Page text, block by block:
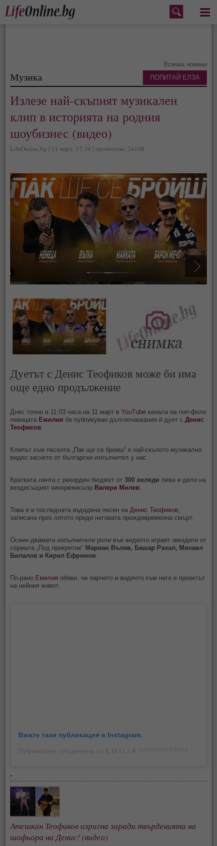
Меню
Всички новини
Музика
Излезе най-скъпият музикален
клип в историята на родния
шоубизнес (видео)
LifeOnline.bg | 11 март, 17:34 | прочетена: 24108
Дуетът с Денис Теофиков може би има
още едно продължение
Днес точно в 11:03 часа на 11 март вYouTube канала на поп-фолк
певицата Емилия бе публикуван дългоочаквания ѝ дует сДенис
Теофиков.
Клипът към песента „Пак ще се броиш“ е най-скъпото музикално
видео заснето от български изпълнител у нас.
Кратката лента с рекорден бюджет от300 хиляди лева е дело на
вездесъщият кинорежисьор Валери Милев.
Това е и последната издадена песен наДенис Теофиков,
записана през лятото преди неговата преждевременна смърт.
Освен двамата изпълнители роли във видеото играят звездите от
сериала „Под прикритие“ Мариан Вълев, Башар Рахал, Михаил
Билалов и Кирил Ефремов.
По-рано Емилия обяви, че парчето и видеото към него е проектът
на нейния живот.
Вижте тази публикация в Instagram.
Атешкан Теофиков изригна заради твърденията на
шофьора на Денис! (видео)
ПОПИТАЙ ЕЛЗА